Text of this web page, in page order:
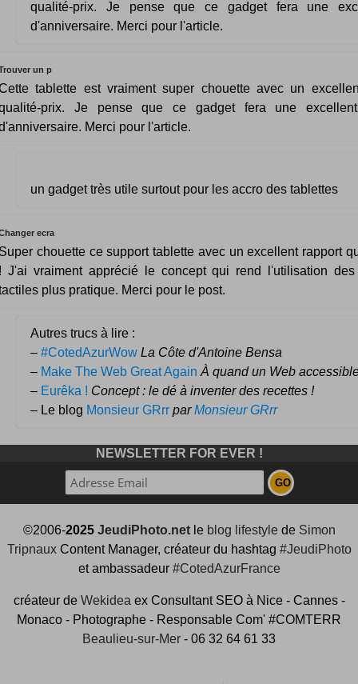
qualité-prix. Je pense que ce gadget fera une
d'anniversaire. Merci pour l'article.
un p
tablette est vraiment super chouette avec un
prix. Je pense que ce gadget fera une
Merci pour l'article.
un gadget très utile surtout pour les accro des tablettes
ecra
chouette ce support tablette avec un excellent rapport
J'ai vraiment apprécié le concept qui rend l'utilisation des
plus pratique. Merci pour le post.
Autres trucs à lire :
– #CotedAzurWow La Côte d'Antoine Bensa
– Make The Web Great Again À quand un Web
– Eurêka ! Concept : le dé à inventer des recettes !
– Le blog Monsieur GRrr parMonsieur GRrr
NEWSLETTER FOR EVER !
©2006-2025 JeudiPhoto.netle blog lifestylede Simon
TripnauxContent Manager, créateur du hashtag #JeudiPhoto
et ambassadeur #CotedAzurFrance
créateur de Wekidea ex Consultant SEO à Nice - Cannes -
Monaco - Photographe - Responsable Com' #COMTERR
Beaulieu-sur-Mer - 06 32 64 61 33